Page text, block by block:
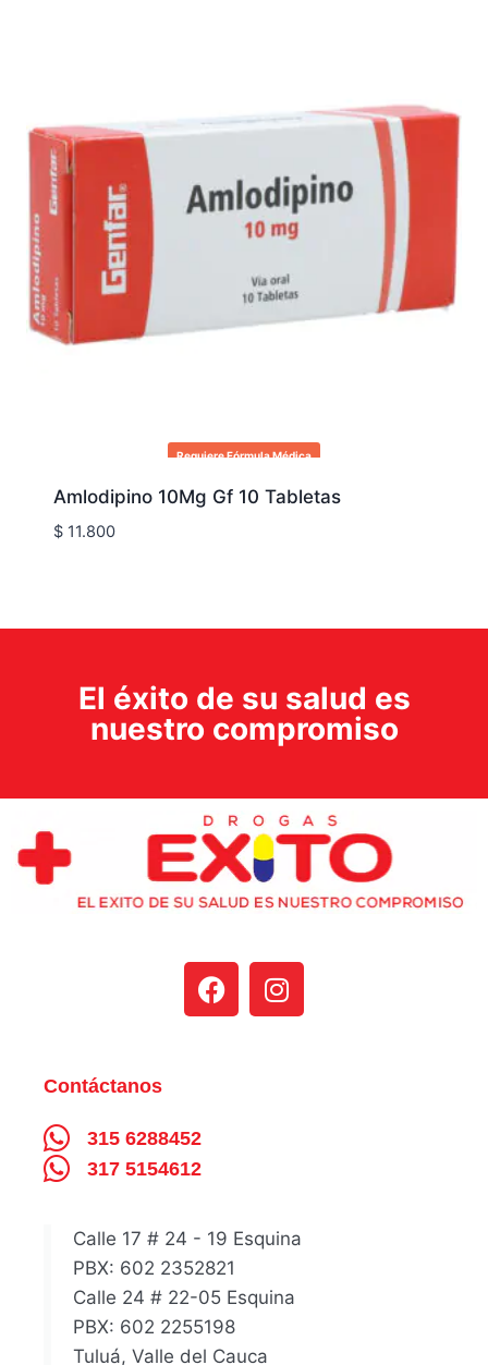
Requiere Fórmula Médica
Amlodipino 10Mg Gf 10 Tabletas
$11.800
El éxito de su salud es
nuestro compromiso
Contáctanos
315 6288452
317 5154612
Calle 17 # 24 - 19 Esquina
PBX: 602 2352821
Calle 24 # 22-05 Esquina
PBX: 602 2255198
Tuluá, Valle del Cauca